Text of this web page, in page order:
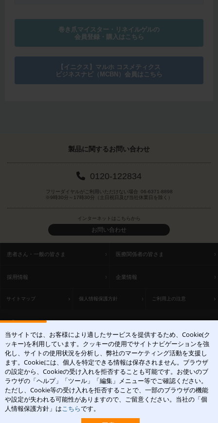
当サイトでは、お客様により適したサービスを提供するため、Cookie(ク
ッキー)を利用しています。クッキーの使用でサイトナビゲーションを強
化し、サイトの使用状況を分析し、弊社のマーケティング活動を支援し
ます。Cookieには、個人を特定できる情報は保存されません。ブラウザ
の設定から、Cookieの受け入れを拒否することも可能です。お使いのブ
ラウザの「ヘルプ」「ツール」「編集」メニュー等でご確認ください。
ただし、Cookie等の受け入れを拒否することで、一部のブラウザの機能
や設定が失われる可能性がありますので、ご留意ください。当社の「個
人情報保護方針」はこちらです。
巻き爪マイスター・リネイルゲルの
会員登録・購入はこちら
【イニクス】マルホ コスメティクス
ビジネスナビ（MCBN）会員はこちら
製品に関するお問い合わせ
0120-122834
フリーダイヤルがご利用いただけない場合 06-6371-8898
※9時30分～17時30分（土日祝日及び当社休業日を除く）
インターネットはこちらから
お問い合わせ
患者さん・一般の皆さま 医療関係者の皆さま
採用情報 企業情報
サイトマップ 個人情報保護方針 ご利用上の注意
ACCESS
〒531-0071 大阪府大阪市北区中津1丁目5-22
[アクセスマップ]
皮膚科学領域での卓越した貢献を